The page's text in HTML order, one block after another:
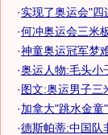
·实现了奥运会"四
·何冲奥运会三米
·神童奥运冠军梦
·奥运人物:毛头小
·图文:奥运男子三
·加拿大"跳水金
·德斯帕蒂:中国队